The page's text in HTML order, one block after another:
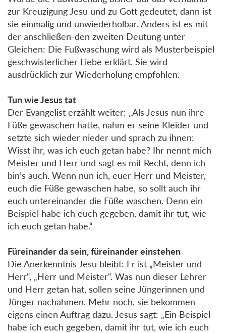
zur Kreuzigung Jesu und zu Gott gedeutet, dann ist
sie einmalig und unwiederholbar. Anders ist es mit
der anschließen-den zweiten Deutung unter
Gleichen: Die Fußwaschung wird als Musterbeispiel
geschwisterlicher Liebe erklärt. Sie wird
ausdrücklich zur Wiederholung empfohlen.
Tun wie Jesus tat
Der Evangelist erzählt weiter: „Als Jesus nun ihre
Füße gewaschen hatte, nahm er seine Kleider und
setzte sich wieder nieder und sprach zu ihnen:
Wisst ihr, was ich euch getan habe? Ihr nennt mich
Meister und Herr und sagt es mit Recht, denn ich
bin’s auch. Wenn nun ich, euer Herr und Meister,
euch die Füße gewaschen habe, so sollt auch ihr
euch untereinander die Füße waschen. Denn ein
Beispiel habe ich euch gegeben, damit ihr tut, wie
ich euch getan habe.“
Füreinander da sein, füreinander einstehen
Die Anerkenntnis Jesu bleibt: Er ist „Meister und
Herr“, „Herr und Meister“. Was nun dieser Lehrer
und Herr getan hat, sollen seine Jüngerinnen und
Jünger nachahmen. Mehr noch, sie bekommen
eigens einen Auftrag dazu. Jesus sagt: „Ein Beispiel
habe ich euch gegeben, damit ihr tut, wie ich euch